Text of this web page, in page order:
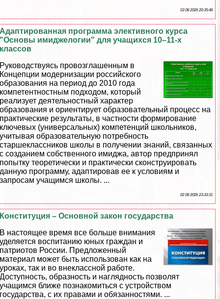
03 08 2026 20:35:48
Адаптированная программа элективного курса
"Основы имиджелогии" для учащихся 10–11-х
классов
Руководствуясь провозглашенным в
Концепции модернизации российского
образования на период до 2010 года
компетентностным подходом, который
реализует деятельностный хаpaктер
образования и ориентирует образовательный процесс на
пpaктические результаты, в частности формирование
ключевых (универсальных) компетенций школьников,
учитывая образовательную потребность
старшеклассников школы в получении знаний, связанных
с созданием собственного имиджа, автор предпринял
попытку теоретически и пpaктически сконструировать
данную программу, адаптировав ее к условиям и
запросам учащимся школы. ...
02 08 2026 23:33:31
Конституция – Основной закон государства
В настоящее время все больше внимания
уделяется воспитанию юных граждан и
патриотов России. Предложенный
материал может быть использован как на
уроках, так и во внеклассной работе.
Доступность, образность и наглядность позволят
учащимся ближе познакомиться с устройством
государства, с их правами и обязанностями. ...